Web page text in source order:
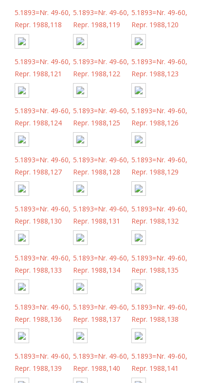
5.1893=Nr. 49-60,
Repr. 1988,118
5.1893=Nr. 49-60,
Repr. 1988,119
5.1893=Nr. 49-60,
Repr. 1988,120
5.1893=Nr. 49-60,
Repr. 1988,121
5.1893=Nr. 49-60,
Repr. 1988,122
5.1893=Nr. 49-60,
Repr. 1988,123
5.1893=Nr. 49-60,
Repr. 1988,124
5.1893=Nr. 49-60,
Repr. 1988,125
5.1893=Nr. 49-60,
Repr. 1988,126
5.1893=Nr. 49-60,
Repr. 1988,127
5.1893=Nr. 49-60,
Repr. 1988,128
5.1893=Nr. 49-60,
Repr. 1988,129
5.1893=Nr. 49-60,
Repr. 1988,130
5.1893=Nr. 49-60,
Repr. 1988,131
5.1893=Nr. 49-60,
Repr. 1988,132
5.1893=Nr. 49-60,
Repr. 1988,133
5.1893=Nr. 49-60,
Repr. 1988,134
5.1893=Nr. 49-60,
Repr. 1988,135
5.1893=Nr. 49-60,
Repr. 1988,136
5.1893=Nr. 49-60,
Repr. 1988,137
5.1893=Nr. 49-60,
Repr. 1988,138
5.1893=Nr. 49-60,
Repr. 1988,139
5.1893=Nr. 49-60,
Repr. 1988,140
5.1893=Nr. 49-60,
Repr. 1988,141